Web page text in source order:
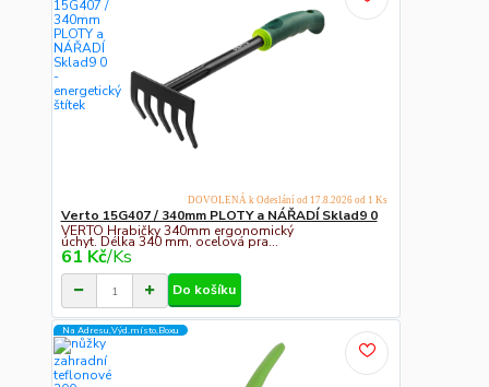
Verto 15G407 / 340mm PLOTY a NÁŘADÍ Sklad9 0
VERTO Hrabičky 340mm ergonomický
úchyt. Délka 340 mm, ocelová pra...
61 Kč/Ks
DOVOLENÁ k Odeslání od 17.8.2026 od 1 Ks
Do košíku
Na Adresu,Výd.místo,Boxu